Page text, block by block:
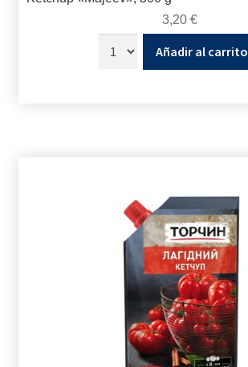
3,20 €
Añadir al carrito